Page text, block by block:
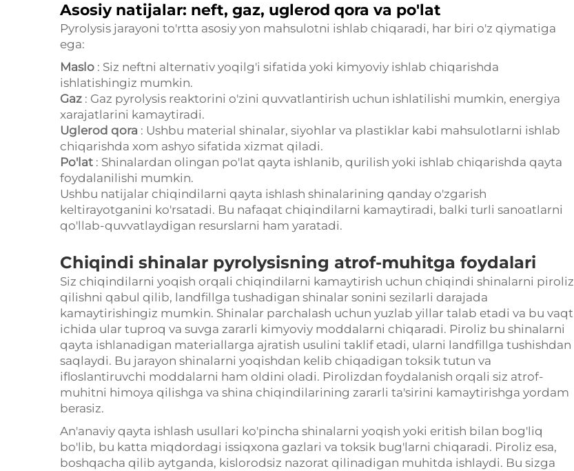
Asosiy natijalar: neft, gaz, uglerod qora va po'lat
Pyrolysis jarayoni to'rtta asosiy yon mahsulotni ishlab chiqaradi, har biri o'z qiymatiga
ega:
Maslo : Siz neftni alternativ yoqilg'i sifatida yoki kimyoviy ishlab chiqarishda
ishlatishingiz mumkin.
Gaz : Gaz pyrolysis reaktorini o'zini quvvatlantirish uchun ishlatilishi mumkin, energiya
xarajatlarini kamaytiradi.
Uglerod qora : Ushbu material shinalar, siyohlar va plastiklar kabi mahsulotlarni ishlab
chiqarishda xom ashyo sifatida xizmat qiladi.
Po'lat : Shinalardan olingan po'lat qayta ishlanib, qurilish yoki ishlab chiqarishda qayta
foydalanilishi mumkin.
Ushbu natijalar chiqindilarni qayta ishlash shinalarining qanday o'zgarish
keltirayotganini ko'rsatadi. Bu nafaqat chiqindilarni kamaytiradi, balki turli sanoatlarni
qo'llab-quvvatlaydigan resurslarni ham yaratadi.
Chiqindi shinalar pyrolysisning atrof-muhitga foydalari
Siz chiqindilarni yoqish orqali chiqindilarni kamaytirish uchun chiqindi shinalarni piroliz
qilishni qabul qilib, landfillga tushadigan shinalar sonini sezilarli darajada
kamaytirishingiz mumkin. Shinalar parchalash uchun yuzlab yillar talab etadi va bu vaqt
ichida ular tuproq va suvga zararli kimyoviy moddalarni chiqaradi. Piroliz bu shinalarni
qayta ishlanadigan materiallarga ajratish usulini taklif etadi, ularni landfillga tushishdan
saqlaydi. Bu jarayon shinalarni yoqishdan kelib chiqadigan toksik tutun va
ifloslantiruvchi moddalarni ham oldini oladi. Pirolizdan foydalanish orqali siz atrof-
muhitni himoya qilishga va shina chiqindilarining zararli ta'sirini kamaytirishga yordam
berasiz.
An'anaviy qayta ishlash usullari ko'pincha shinalarni yoqish yoki eritish bilan bog'liq
bo'lib, bu katta miqdordagi issiqxona gazlari va toksik bug'larni chiqaradi. Piroliz esa,
boshqacha qilib aytganda, kislorodsiz nazorat qilinadigan muhitda ishlaydi. Bu sizga